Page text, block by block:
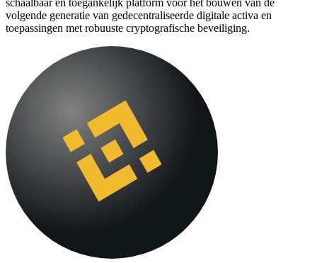
volgende generatie van gedecentraliseerde digitale activa en
toepassingen met robuuste cryptografische beveiliging.